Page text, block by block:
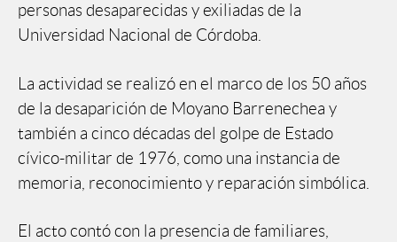
personas desaparecidas y exiliadas de la
Universidad Nacional de Córdoba.
La actividad se realizó en el marco de los 50 años
de la desaparición de Moyano Barrenechea y
también a cinco décadas del golpe de Estado
cívico-militar de 1976, como una instancia de
memoria, reconocimiento y reparación simbólica.
El acto contó con la presencia de familiares,